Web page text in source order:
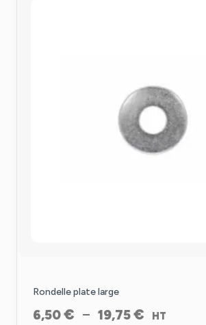
Rondelle plate large
6,50€ – 19,75€ Plage
HT